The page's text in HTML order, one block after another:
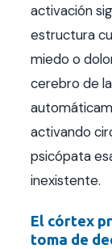
activación
estructura
miedo o
cerebro de
activando
psicópata
inexistente.
El córtex
toma de